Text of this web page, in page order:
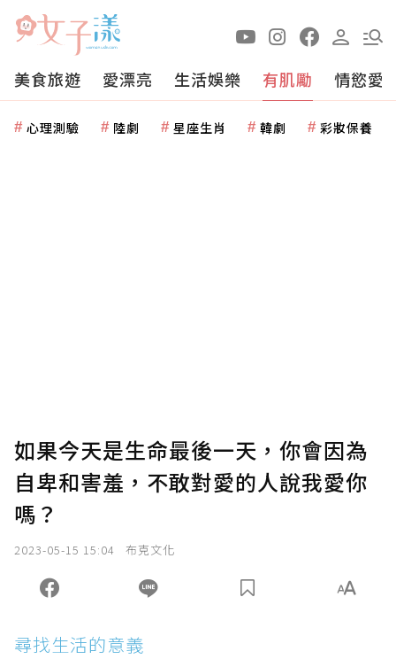
美食旅遊 愛漂亮 生活娛樂 有肌勵 情慾愛
心理測驗 陸劇 星座生肖 韓劇 彩妝保養
如果今天是生命最後一天，你會因為
自卑和害羞，不敢對愛的人說我愛你
嗎？
2023-05-15 15:04 布克文化
尋找生活的意義